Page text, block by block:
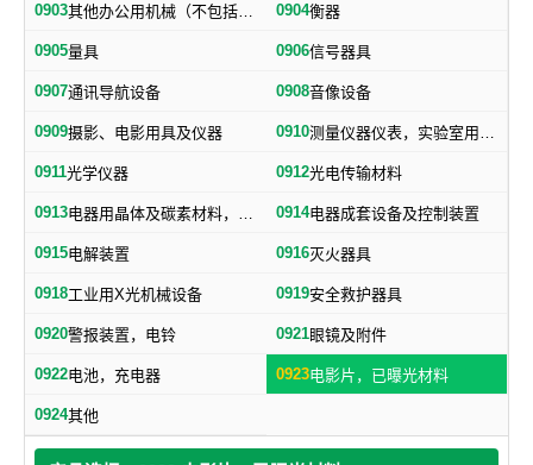
0903 其他办公用机械（不包括打字机、誉写机、油印机） 0904衡器
0905量具 0906信号器具
0907通讯导航设备 0908音像设备
0909摄影、电影用具及仪器 0910 测量仪器仪表，实验室用器具，电测量仪器，科学仪器
0911光学仪器 0912光电传输材料
0913 电器用晶体及碳素材料，电子、电气通用元件 0914电器成套设备及控制装置
0915电解装置 0916灭火器具
0918工业用X光机械设备 0919安全救护器具
0920警报装置，电铃 0921眼镜及附件
0922电池，充电器 0923电影片，已曝光材料
0924其他